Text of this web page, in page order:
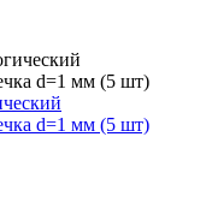
d=1 мм (5 шт)